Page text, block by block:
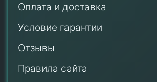
Оплата и доставка
Условие гарантии
Отзывы
Правила сайта